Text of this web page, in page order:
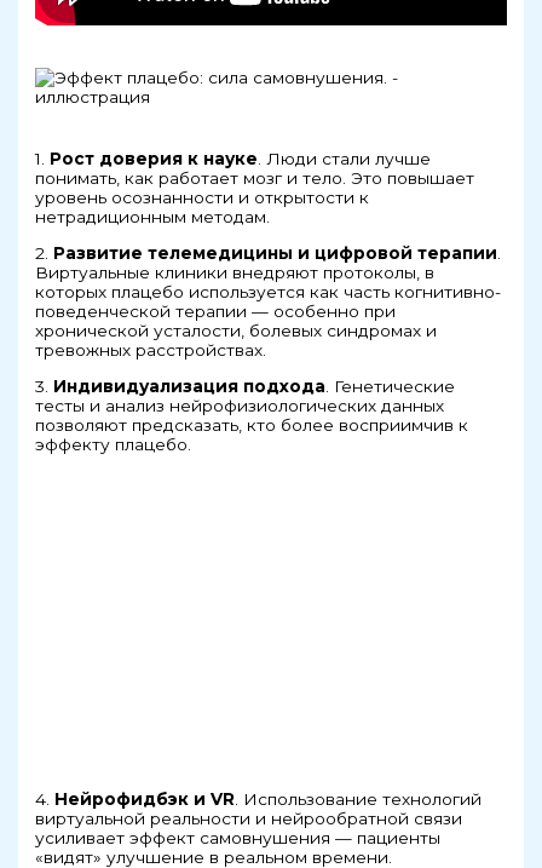
1. Рост доверия к науке. Люди стали лучше
понимать, как работает мозг и тело. Это повышает
уровень осознанности и открытости к
нетрадиционным методам.
2. Развитие телемедицины и цифровой терапии
Виртуальные клиники внедряют протоколы, в
которых плацебо используется как часть когнитивно-
поведенческой терапии — особенно при
хронической усталости, болевых синдромах и
тревожных расстройствах.
3. Индивидуализация подхода . Генетические
тесты и анализ нейрофизиологических данных
позволяют предсказать, кто более восприимчив к
эффекту плацебо.
4. Нейрофидбэк и VR . Использование технологий
виртуальной реальности и нейрообратной связи
усиливает эффект самовнушения — пациенты
«видят» улучшение в реальном времени.